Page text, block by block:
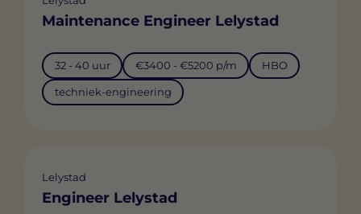
Maintenance Engineer Lelystad
32 - 40 uur €3400 - €5200 p/m HBO
techniek-engineering
Lelystad
Engineer Lelystad